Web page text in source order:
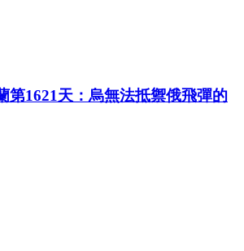
第1621天：烏無法抵禦俄飛彈的